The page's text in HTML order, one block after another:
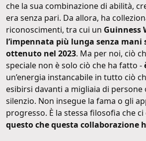
che la sua combinazione di abilità,
era senza pari. Da allora, ha
riconoscimenti, tra cui un Guinness
l’impennata più lunga senza mani
ottenuto nel 2023. Ma per noi, ciò
speciale non è solo ciò che ha fatto -
un’energia instancabile in tutto ciò
esibirsi davanti a migliaia di persone
silenzio. Non insegue la fama o gli
progresso. È la stessa filosofia che ci
questo che questa collaborazione